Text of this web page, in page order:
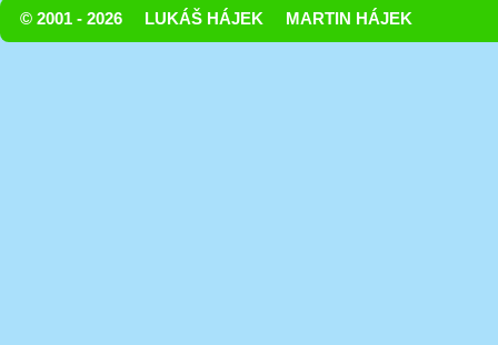
© 2001 - 2026 LUKÁŠ HÁJEK MARTIN HÁJEK